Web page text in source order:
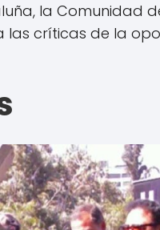
la Comunidad
las críticas de la